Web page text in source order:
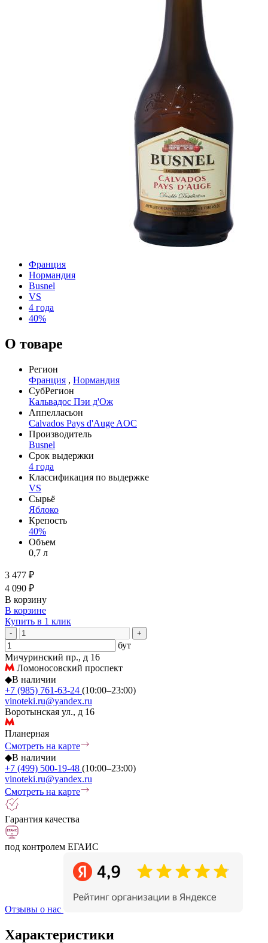
Франция
Нормандия
Busnel
VS
4 года
40%
О товаре
Регион
Франция , Нормандия
СубРегион
Кальвадос Пэи д'Ож
Аппелласьон
Calvados Pays d'Auge AOC
Производитель
Busnel
Срок выдержки
4 года
Классификация по выдержке
VS
Сырьё
Яблоко
Крепость
40%
Объем
0,7 л
3 477 ₽
4 090 ₽
В корзину
В корзине
Купить в 1 клик
- +
бут
Мичуринский пр., д 16
Ломоносовский проспект
◆В наличии
+7 (985) 761-63-24 (10:00–23:00)
vinoteki.ru@yandex.ru
Воротынская ул., д 16
Планерная
Смотреть на карте
◆В наличии
+7 (499) 500-19-48 (10:00–23:00)
vinoteki.ru@yandex.ru
Смотреть на карте
Гарантия качества
под контролем ЕГАИС
Отзывы о нас
Характеристики